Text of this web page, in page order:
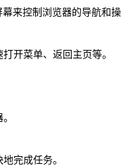
来控制浏览器的导航和操
开菜单、返回主页等。
完成任务。